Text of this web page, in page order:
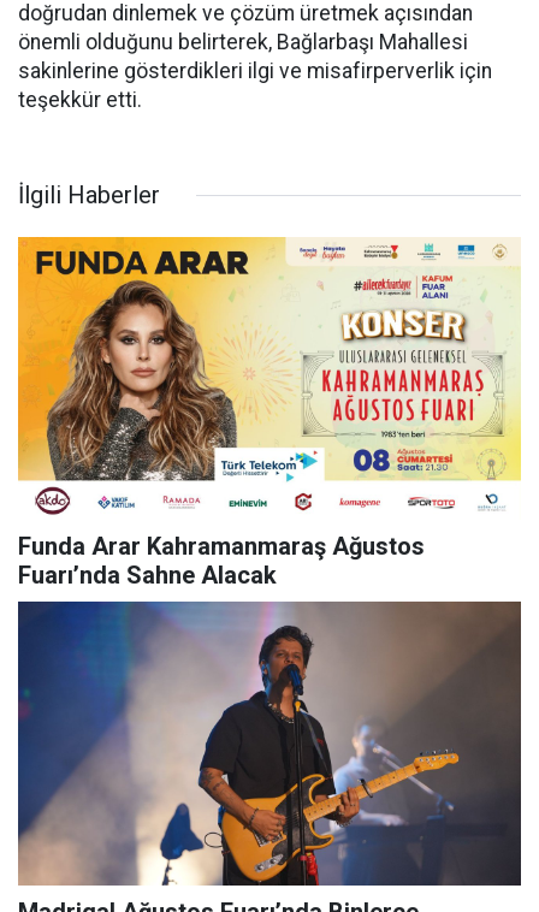
doğrudan dinlemek ve çözüm üretmek açısından
önemli olduğunu belirterek, Bağlarbaşı Mahallesi
sakinlerine gösterdikleri ilgi ve misafirperverlik için
teşekkür etti.
İlgili Haberler
Funda Arar Kahramanmaraş Ağustos
Fuarı’nda Sahne Alacak